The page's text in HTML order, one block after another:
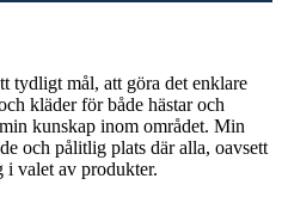
tydligt mål, att göra det enklare
kläder för både hästar och
kunskap inom området. Min
och pålitlig plats där alla, oavsett
i valet av produkter.